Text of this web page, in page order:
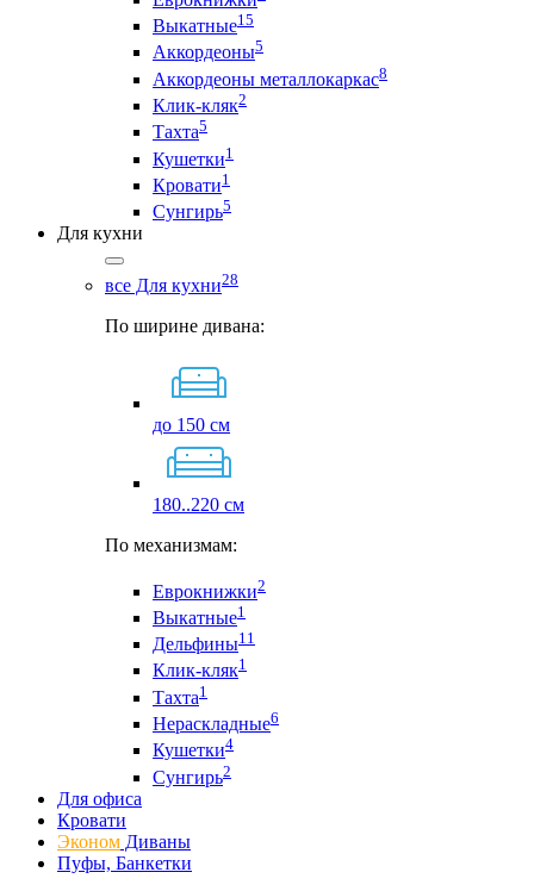
Выкатные15
Аккордеоны5
Аккордеоны металлокаркас8
Клик-кляк2
Тахта5
Кушетки1
Кровати1
Сунгирь5
Для кухни
все Для кухни28
По ширине дивана:
до 150 см
180..220 см
По механизмам:
Еврокнижки2
Выкатные1
Дельфины11
Клик-кляк1
Тахта1
Нераскладные6
Кушетки4
Сунгирь2
Для офиса
Кровати
Эконом Диваны
Пуфы, Банкетки